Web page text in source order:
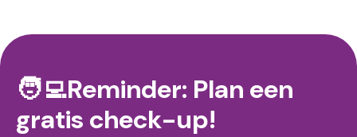
🧑‍💻Reminder: Plan een
gratis check-up!